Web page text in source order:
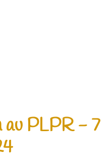
au PLPR - 7